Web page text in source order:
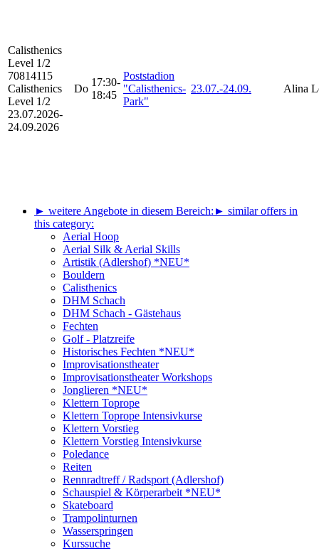
Calisthenics
Level 1/2
70814115
Calisthenics
Level 1/2
23.07.2026-
24.09.2026
Do
17:30-
18:45
Poststadion
"Calisthenics-
Park"
23.07.-24.09. Alina
► weitere Angebote in diesem Bereich: ► similar offers in
this category:
Aerial Hoop
Aerial Silk & Aerial Skills
Artistik (Adlershof) *NEU*
Bouldern
Calisthenics
DHM Schach
DHM Schach - Gästehaus
Fechten
Golf - Platzreife
Historisches Fechten *NEU*
Improvisationstheater
Improvisationstheater Workshops
Jonglieren *NEU*
Klettern Toprope
Klettern Toprope Intensivkurse
Klettern Vorstieg
Klettern Vorstieg Intensivkurse
Poledance
Reiten
Rennradtreff / Radsport (Adlershof)
Schauspiel & Körperarbeit *NEU*
Skateboard
Trampolinturnen
Wasserspringen
Kurssuche